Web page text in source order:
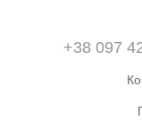
+38 097